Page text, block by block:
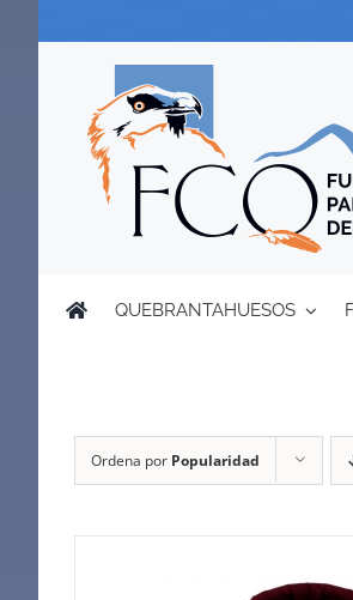
QUEBRANTAHUESOS
Ordena por Popularidad